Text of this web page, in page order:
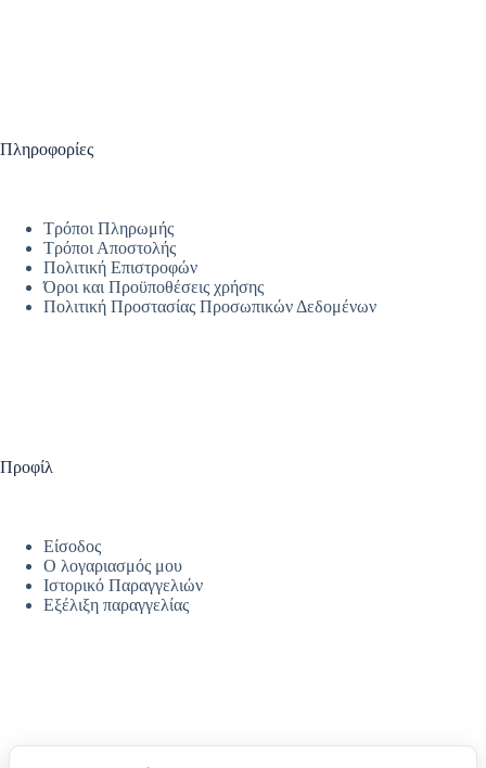
Πληροφορίες
Τρόποι Πληρωμής
Τρόποι Αποστολής
Πολιτική Επιστροφών
Όροι και Προϋποθέσεις χρήσης
Πολιτική Προστασίας Προσωπικών Δεδομένων
Προφίλ
Είσοδος
Ο λογαριασμός μου
Ιστορικό Παραγγελιών
Εξέλιξη παραγγελίας